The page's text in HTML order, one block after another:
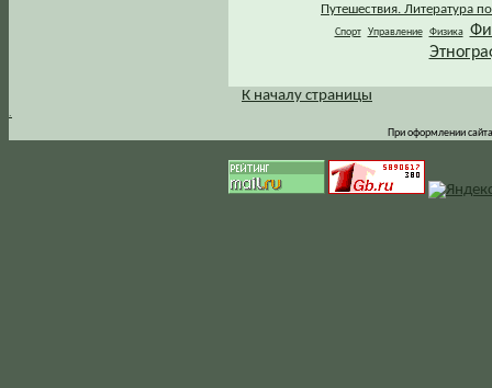
Путешествия. Литература
Спорт Управление Физика
.
К началу страницы
При оформлении